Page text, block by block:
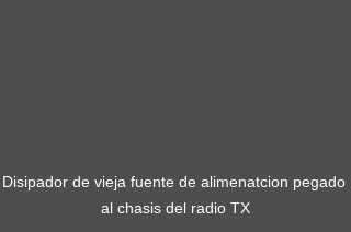
Disipador de vieja fuente de alimenatcion pegado
al chasis del radio TX